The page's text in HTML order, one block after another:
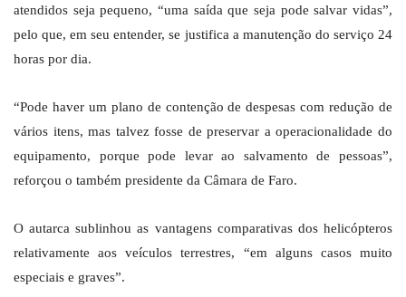
atendidos seja pequeno, “uma saída que seja pode salvar vidas”,
pelo que, em seu entender, se justifica a manutenção do serviço 24
horas por dia.
“Pode haver um plano de contenção de despesas com redução de
vários itens, mas talvez fosse de preservar a operacionalidade do
equipamento, porque pode levar ao salvamento de pessoas”,
reforçou o também presidente da Câmara de Faro.
O autarca sublinhou as vantagens comparativas dos helicópteros
relativamente aos veículos terrestres, “em alguns casos muito
especiais e graves”.